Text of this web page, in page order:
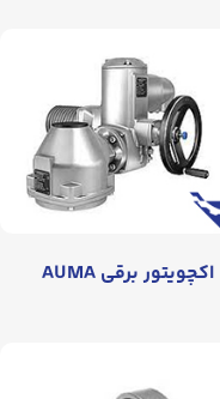
اکچویتور برقی AUMA